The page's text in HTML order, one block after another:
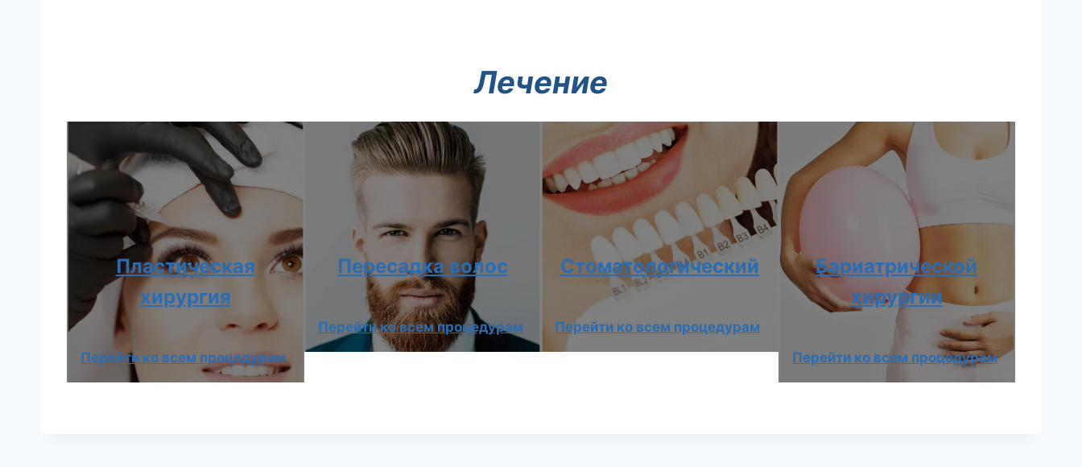
Лечение
Пластическая
хирургия
Перейти ко всем процедурам
Пересадка волос
Перейти ко всем процедурам
Стоматологический
Перейти ко всем процедурам
Бариатрической
хирургии
Перейти ко всем процедурам